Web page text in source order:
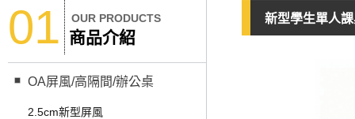
01 OUR PRODUCTS
商品介紹
OA屏風/高隔間/辦公桌
2.5cm新型屏風
新型學生單人